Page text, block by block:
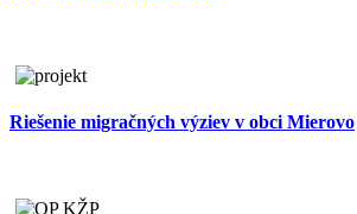
Riešenie migračných výziev v obci Mierovo